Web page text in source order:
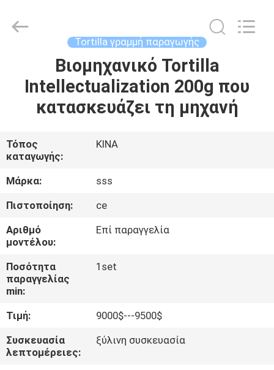
ΠΡΟΪΌΝΤΑ
ΒΊΝΤΕΟ
ΣΧΕΤΙΚΆ
ΜΕ
ΕΜΆΣ
ΕΠΙΣΚΕΨΉ
ΕΡΓΟΣΤΑΣΊΟΥ
ΈΛΕΓΧΟΣ
ΠΟΙΌΤΗΤΑΣ
Technology
Tortilla γραμμή παραγωγής
Βιομηχανικό Tortilla
Intellectualization 200g που
κατασκευάζει τη μηχανή
Τόπος
καταγωγής:
ΚΙΝΑ
Μάρκα:
sss
Πιστοποίηση:
ce
Αριθμό
μοντέλου:
Επί παραγγελία
Ποσότητα
παραγγελίας
min:
1set
Τιμή:
9000$---9500$
Συσκευασία
λεπτομέρειες:
ξύλινη συσκευασία